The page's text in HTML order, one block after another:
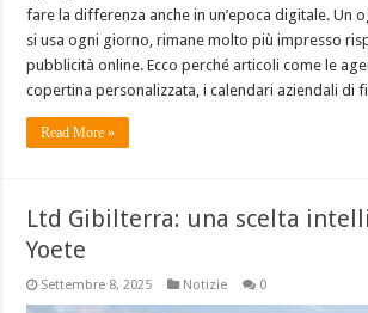
fare la differenza anche in un’epoca digitale. Un
si usa ogni giorno, rimane molto più impresso
pubblicità online. Ecco perché articoli come le
copertina personalizzata, i calendari aziendali di
Read More »
Ltd Gibilterra: una scelta
Yoete
Settembre 8, 2025 Notizie 0